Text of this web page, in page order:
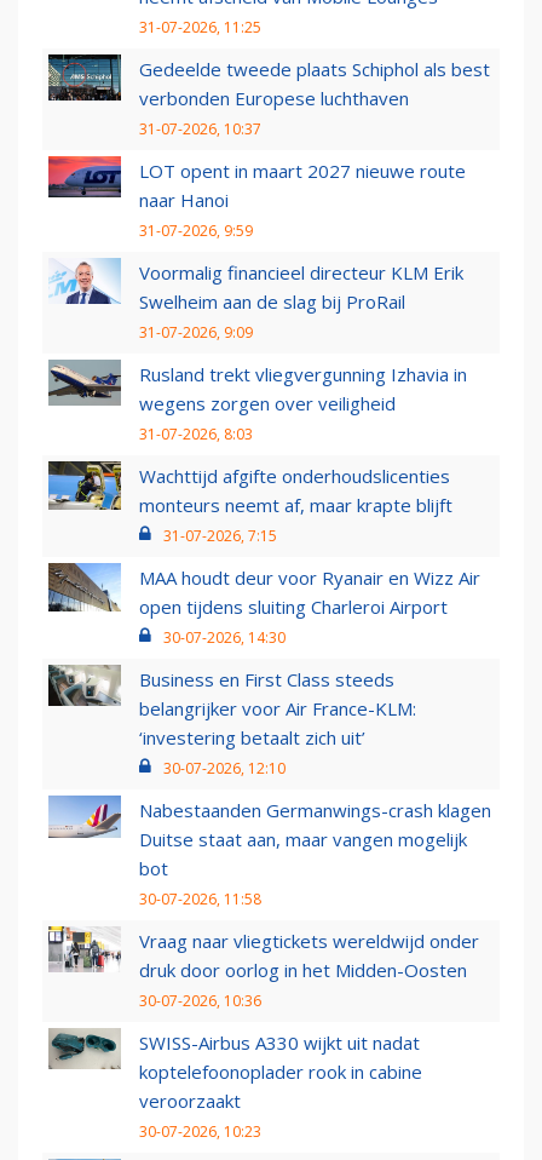
31-07-2026, 11:25
Gedeelde tweede plaats Schiphol als best
verbonden Europese luchthaven
31-07-2026, 10:37
LOT opent in maart 2027 nieuwe route
naar Hanoi
31-07-2026, 9:59
Voormalig financieel directeur KLM Erik
Swelheim aan de slag bij ProRail
31-07-2026, 9:09
Rusland trekt vliegvergunning Izhavia in
wegens zorgen over veiligheid
31-07-2026, 8:03
Wachttijd afgifte onderhoudslicenties
monteurs neemt af, maar krapte blijft
31-07-2026, 7:15
MAA houdt deur voor Ryanair en Wizz Air
open tijdens sluiting Charleroi Airport
30-07-2026, 14:30
Business en First Class steeds
belangrijker voor Air France-KLM:
‘investering betaalt zich uit’
30-07-2026, 12:10
Nabestaanden Germanwings-crash klagen
Duitse staat aan, maar vangen mogelijk
bot
30-07-2026, 11:58
Vraag naar vliegtickets wereldwijd onder
druk door oorlog in het Midden-Oosten
30-07-2026, 10:36
SWISS-Airbus A330 wijkt uit nadat
koptelefoonoplader rook in cabine
veroorzaakt
30-07-2026, 10:23